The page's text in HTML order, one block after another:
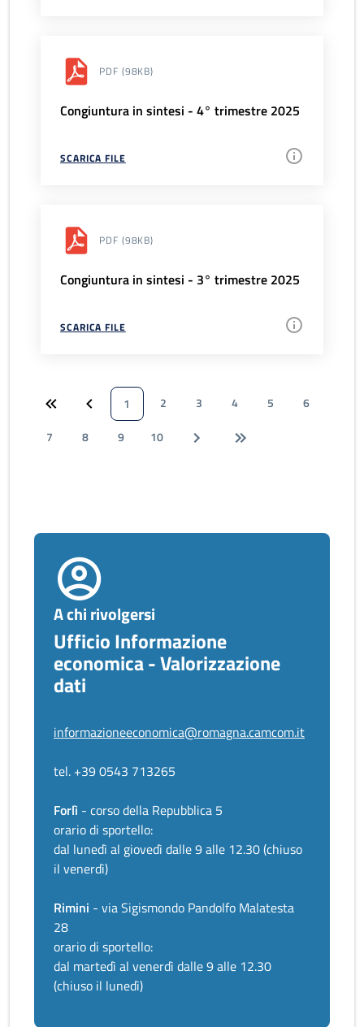
PDF (98KB)
Congiuntura in sintesi - 4° trimestre 2025
SCARICA FILE
PDF (98KB)
Congiuntura in sintesi - 3° trimestre 2025
SCARICA FILE
1 2 3 4 5
6
7
8 9 10
A chi rivolgersi
Ufficio Informazione
economica - Valorizzazione
dati
informazioneeconomica@romagna.camcom.it
tel. +39 0543 713265
Forlì - corso della Repubblica 5
orario di sportello:
dal lunedì al giovedì dalle 9 alle 12.30 (chiuso
il venerdì)
Rimini - via Sigismondo Pandolfo Malatesta
28
orario di sportello:
dal martedì al venerdì dalle 9 alle 12.30
(chiuso il lunedì)